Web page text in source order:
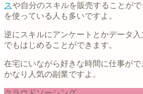
スや自分のスキルを販売することがで
を使っている人も多いですよ。
逆にスキルにアンケートとかデータ
でもはじめることができます。
在宅にいながら好きな時間に仕事が
かなり人気の副業ですよ。